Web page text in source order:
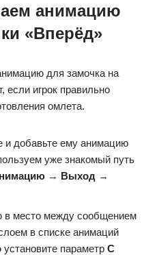
анимацию
«Вперёд»
для замочка на
если игрок правильно
омлета.
и добавьте ему анимацию
уже знакомый путь
→ Выход →
в место между сообщением
в списке анимаций
установите параметр С